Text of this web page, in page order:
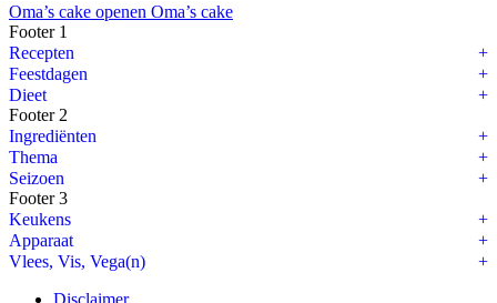
Oma’s cake openen Oma’s cake
Footer 1
Recepten
Feestdagen
Dieet
Footer 2
Ingrediënten
Thema
Seizoen
Footer 3
Keukens
Apparaat
Vlees, Vis, Vega(n)
Disclaimer